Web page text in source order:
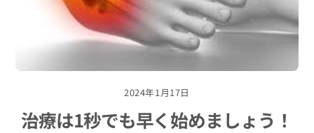
2024年1月17日
治療は1秒でも早く始めましょう！